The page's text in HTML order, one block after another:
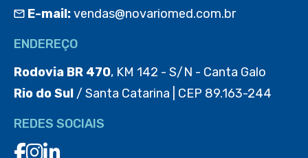
E-mail:vendas@novariomed.com.br
ENDEREÇO
Rodovia BR 470, KM 142 - S/N - Canta Galo
Rio do Sul / Santa Catarina | CEP 89.163-244
REDES SOCIAIS